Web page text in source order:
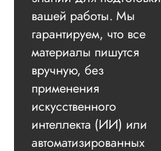
вашей работы. Мы
гарантируем, что все
материалы пишутся
вручную, без
применения
искусственного
интеллекта (ИИ) или
автоматизированных